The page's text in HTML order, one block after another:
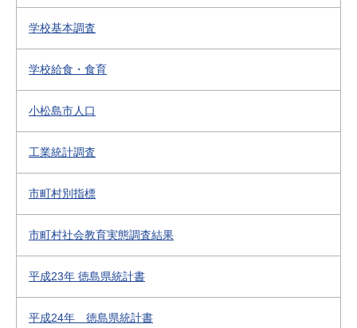
学校基本調査
学校給食・食育
小松島市人口
工業統計調査
市町村別指標
市町村社会教育実態調査結果
平成23年 徳島県統計書
平成24年 徳島県統計書